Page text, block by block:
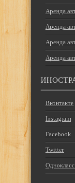
Аренда
Аренда
Аренда
Аренда
Вконтакте
Instagram
Facebook
Twitter